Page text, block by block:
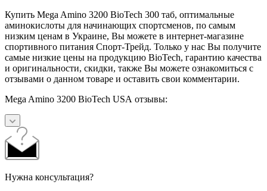
Купить Mega Amino 3200 BioTech 300 таб, оптимальные
аминокислоты для начинающих спортсменов, по самым
низким ценам в Украине, Вы можете в интернет-магазине
спортивного питания Спорт-Трейд. Только у нас Вы получите
самые низкие цены на продукцию BioTech, гарантию качества
и оригинальности, скидки, также Вы можете ознакомиться с
отзывами о данном товаре и оставить свои комментарии.
Mega Amino 3200 BioTech USA отзывы:
Нужна консультация?